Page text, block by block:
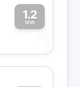
1.2
MW
1